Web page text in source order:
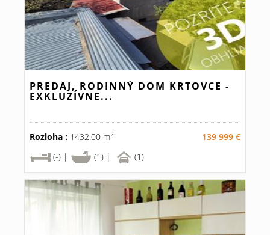
PREDAJ, RODINNÝ DOM KRTOVCE -
EXKLUZÍVNE...
Rozloha : 1432.00 m2
139 999 €
(-) |
(1) | (1)